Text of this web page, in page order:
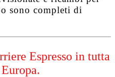
sono completi di
Espresso in tutta